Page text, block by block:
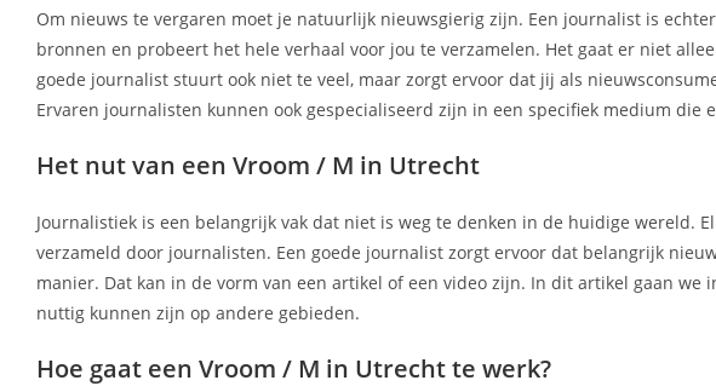
Om nieuws te vergaren moet je natuurlijk nieuwsgierig zijn. Een journalist is
bronnen en probeert het hele verhaal voor jou te verzamelen. Het gaat er niet
goede journalist stuurt ook niet te veel, maar zorgt ervoor dat jij als
Ervaren journalisten kunnen ook gespecialiseerd zijn in een specifiek medium die
Het nut van een Vroom / M in Utrecht
Journalistiek is een belangrijk vak dat niet is weg te denken in de huidige wereld.
verzameld door journalisten. Een goede journalist zorgt ervoor dat belangrijk
manier. Dat kan in de vorm van een artikel of een video zijn. In dit artikel gaan we
nuttig kunnen zijn op andere gebieden.
Hoe gaat een Vroom / M in Utrecht te werk?